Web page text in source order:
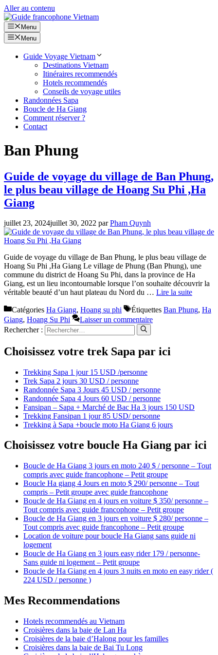
Aller au contenu
Menu
Menu
Guide Voyage Vietnam
Destinations Vietnam
Itinéraires recommendés
Hotels recommendés
Conseils de voyage utiles
Randonnées Sapa
Boucle de Ha Giang
Comment réserver ?
Contact
Ban Phung
Guide de voyage du village de Ban Phung,
le plus beau village de Hoang Su Phi ,Ha
Giang
juillet 23, 2024juillet 30, 2022 parPham Quynh
Guide de voyage du village de Ban Phung, le plus beau village de
Hoang Su Phi ,Ha Giang Le village de Phung (Ban Phung), une
commune du district de Hoang Su Phi, dans la province de Ha
Giang, est un lieu incontournable lorsque l’on souhaite découvrir la
véritable beauté d’un haut plateau du Nord du … Lire la suite
Catégories Ha Giang, Hoang su phi Étiquettes Ban Phung, Ha
Giang, Hoang Su Phi
Laisser un commentaire
Rechercher :
Choisissez votre trek Sapa par ici
Trekking Sapa 1 jour 15 USD /personne
Trek Sapa 2 jours 30 USD / personne
Randonnée Sapa 3 Jours 45 USD / personne
Randonnée Sapa 4 Jours 60 USD / personne
Fansipan – Sapa + Marché de Bac Ha 3 jours 150 USD
Trekking Fansipan 1 jour 85 USD/ personne
Trekking à Sapa +boucle moto Ha Giang 6 jours
Choisissez votre boucle Ha Giang par ici
Boucle de Ha Giang 3 jours en moto 240 $ / personne – Tout
compris avec guide francophone – Petit groupe
Boucle Ha giang 4 Jours en moto $ 290/ personne – Tout
compris – Petit groupe avec guide francophone
Boucle de Ha Giang en 4 jours en voiture $ 350/ personne –
Tout compris avec guide francophone – Petit groupe
Boucle de Ha Giang en 3 jours en voiture $ 280/ personne –
Tout compris avec guide francophone – Petit groupe
Location de voiture pour boucle Ha Giang sans guide ni
logement
Boucle de Ha Giang en 3 jours easy rider 179 / personne-
Sans guide ni logement – Petit groupe
Boucle de Ha Giang en 4 jours 3 nuits en moto en easy rider (
224 USD / personne )
Mes Recommendations
Hotels recommendés au Vietnam
Croisières dans la baie de Lan Ha
Croisières de la baie d’Halong pour les familles
Croisières dans la baie de Bai Tu Long